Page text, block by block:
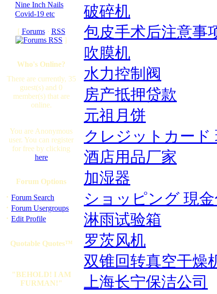
Nine Inch Nails
Covid-19 etc
[ Forums· RSS
]
Who's Online?
There are currently, 35
guest(s) and 0
member(s) that are
online.
You are Anonymous
user. You can register
for free by clicking
here
Forum Options
· Forum Search
· Forum Usergroups
· Edit Profile
Quotable Quotes™
"BEHOLD! I AM
FURMAN!"
破碎机
包皮手术后注意事
吹膜机
水力控制阀
房产抵押贷款
元祖月饼
クレジットカード
酒店用品厂家
加湿器
ショッピング 現
淋雨试验箱
罗茨风机
双锥回转真空干燥
上海长宁保洁公司